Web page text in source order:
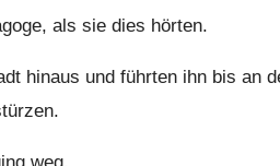
als sie dies hörten.
hinaus und führten ihn bis an